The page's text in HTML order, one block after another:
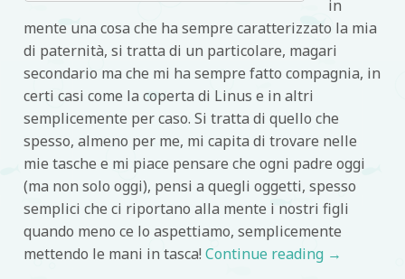
in
mente una cosa che ha sempre caratterizzato la mia
di paternità, si tratta di un particolare, magari
secondario ma che mi ha sempre fatto compagnia, in
certi casi come la coperta di Linus e in altri
semplicemente per caso. Si tratta di quello che
spesso, almeno per me, mi capita di trovare nelle
mie tasche e mi piace pensare che ogni padre oggi
(ma non solo oggi), pensi a quegli oggetti, spesso
semplici che ci riportano alla mente i nostri figli
quando meno ce lo aspettiamo, semplicemente
mettendo le mani in tasca! Continue reading →